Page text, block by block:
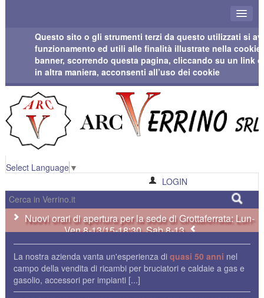
Questo sito o gli strumenti terzi da questo utilizzati si
funzionamento ed utili alle finalità illustrate nella
banner, scorrendo questa pagina, cliccando su un link
in altra maniera, acconsenti all’uso dei cookie
Select Language ▼
LOGIN
Nuovi orari di apertura per la sede di Grottaferrata: Lun-
Ven 8-13/15-18:30, Sab 8-13
La nostra azienda vanta un'esperienza di quasi 50 anni nel
campo della vendita di ricambi per bruciatori e caldaie a gas e
gasolio, accessori per impianti [...]